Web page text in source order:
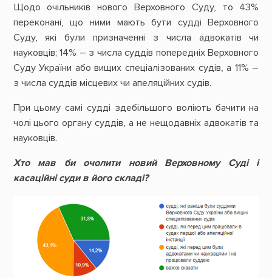
Щодо очільників нового Верховного Суду, то 43%
переконані, що ними мають бути судді Верховного
Суду, які були призначенні з числа адвокатів чи
науковців; 14% – з числа суддів попередніх Верховного
Суду України або вищих спеціалізованих судів, а 11% –
з числа суддів місцевих чи апеляційних судів.
При цьому самі судді здебільшого воліють бачити на
чолі цього органу суддів, а не нещодавніх адвокатів та
науковців.
Хто мав би очолити новий Верховному Суді і
касаційні суди в його складі?